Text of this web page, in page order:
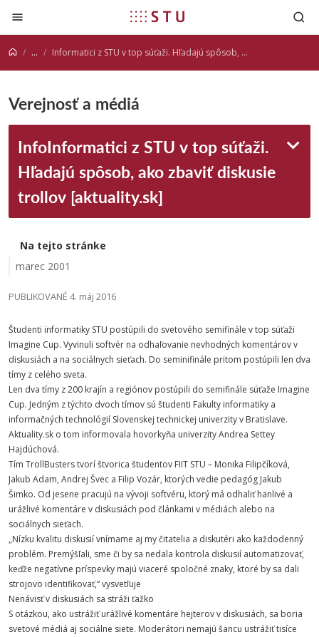
Prejsť na obsah
... Informatici z STU v top súťaži. Hľadajú spôsob, ako zbaviť diskusie trollov [aktuality.sk]
Verejnosť a médiá
InfoInformatici z STU v top súťaži.
Hľadajú spôsob, ako zbaviť diskusie
trollov [aktuality.sk]
Na tejto stránke
marec 2001
PUBLIKOVANÉ 4. máj 2016
Študenti informatiky STU postúpili do svetového semifinále v top súťaži
Imagine Cup. Vyvinuli softvér na odhaľovanie nevhodných komentárov v
diskusiách a na sociálnych sieťach. Do seminifinále pritom postúpili len dva
tímy z celého sveta.
Len dva tímy z 200 krajín a regiónov postúpili do semifinále súťaže Imagine
Cup. Jedným z týchto dvoch tímov sú študenti Fakulty informatiky a
informačných technológií Slovenskej technickej univerzity v Bratislave.
Aktuality.sk o tom informovala hovorkyňa univerzity Andrea Settey
Hajdúchová.
Tím TrollBusters tvorí štvorica študentov FIIT STU – Monika Filipčíková,
Jakub Adam, Andrej Švec a Filip Vozár, ktorých vedie pedagóg Jakub
Šimko. Od jesene pracujú na vývoji softvéru, ktorý má odhaliť hanlivé a
urážlivé komentáre v diskusiách pod článkami v médiách alebo na
sociálnych sieťach.
„Nízku kvalitu diskusií vnímame aj my čitatelia a diskutéri ako každodenný
problém. Premýšľali, sme či by sa nedala kontrola diskusií automatizovať,
keďže negatívne príspevky majú viaceré spoločné znaky, ktoré by sa dali
strojovo identifikovať,“ vysvetľuje
Nenávisť v diskusiách sa stráži ťažko
S otázkou, ako ustrážiť urážlivé komentáre hejterov v diskusiách, sa boria
svetové médiá aj sociálne siete. Moderátori nemajú šancu ustrážiť tisíce